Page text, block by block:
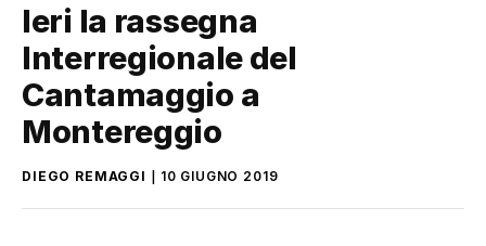
Ieri la rassegna
Interregionale del
Cantamaggio a
Montereggio
DIEGO REMAGGI 10 GIUGNO 2019